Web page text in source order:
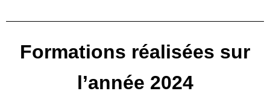
Formations réalisées sur
l’année 2024